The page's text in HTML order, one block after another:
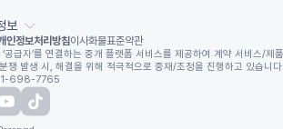
보
인정보처리방침이사화물표준약관
‘공급자’를 연결하는 중개 플랫폼 서비스를 제공하여 계약 서비스/
쟁 발생 시, 해결을 위해 적극적으로 중재/조정을 진행하고 있습
698-7765